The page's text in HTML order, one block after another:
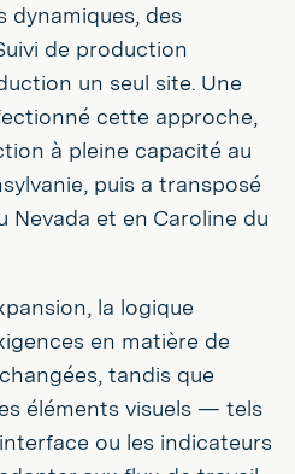
des
de production
un seul site. Une
cette approche,
à pleine capacité au
puis a transposé
Nevada et en Caroline du
la logique
en matière de
tandis que
éléments visuels — tels
ou les indicateurs